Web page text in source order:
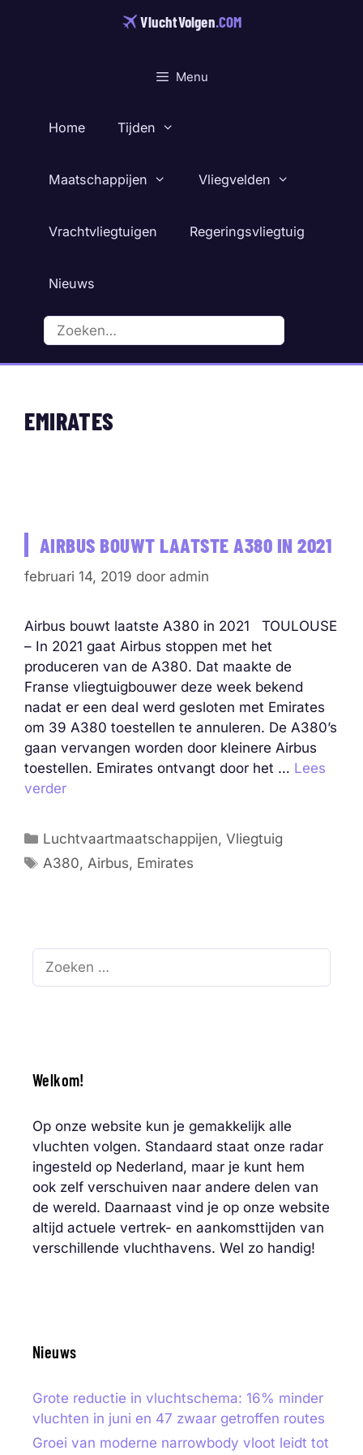
VluchtVolgen.COM
Menu
Home Tijden
Maatschappijen Vliegvelden
Vrachtvliegtuigen Regeringsvliegtuig
Nieuws
EMIRATES
AIRBUS BOUWT LAATSTE A380 IN 2021
februari 14, 2019 door admin
Airbus bouwt laatste A380 in 2021 TOULOUSE
– In 2021 gaat Airbus stoppen met het
produceren van de A380. Dat maakte de
Franse vliegtuigbouwer deze week bekend
nadat er een deal werd gesloten met Emirates
om 39 A380 toestellen te annuleren. De A380’s
gaan vervangen worden door kleinere Airbus
toestellen. Emirates ontvangt door het … Lees
verder
Categorieën
Luchtvaartmaatschappijen,Vliegtuig
Tags
A380, Airbus, Emirates
naar:
Welkom!
Op onze website kun je gemakkelijk alle
vluchten volgen. Standaard staat onze radar
ingesteld op Nederland, maar je kunt hem
ook zelf verschuiven naar andere delen van
de wereld. Daarnaast vind je op onze website
altijd actuele vertrek- en aankomsttijden van
verschillende vluchthavens. Wel zo handig!
Nieuws
Grote reductie in vluchtschema: 16% minder
vluchten in juni en 47 zwaar getroffen routes
Groei van moderne narrowbody vloot leidt tot